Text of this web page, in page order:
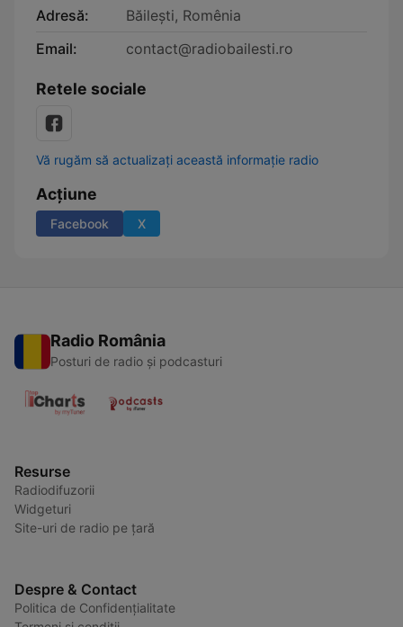
Adresă:
Băilești, Romênia
Email:
contact@radiobailesti.ro
Retele sociale
Vă rugăm să actualizați această informație radio
Acțiune
Facebook X
Radio România
Posturi de radio și podcasturi
Resurse
Radiodifuzorii
Widgeturi
Site-uri de radio pe țară
Despre & Contact
Politica de Confidențialitate